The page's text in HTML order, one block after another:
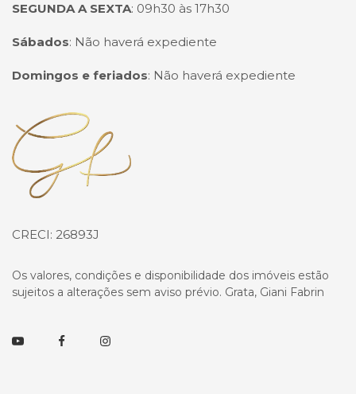
SEGUNDA A SEXTA: 09h30 às 17h30
Sábados: Não haverá expediente
Domingos e feriados: Não haverá expediente
Página inicial
CRECI: 26893J
Os valores, condições e disponibilidade dos imóveis estão
sujeitos a alterações sem aviso prévio. Grata, Giani Fabrin
YoutubeFacebookInstagram